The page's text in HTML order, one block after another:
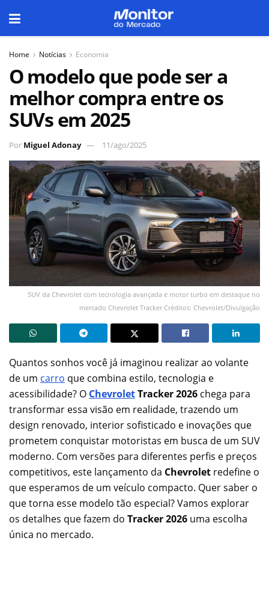
Home Notícias Economia
O modelo que pode ser a
melhor compra entre os
SUVs em 2025
Por Miguel Adonay 11/ago/2025
SUV da Chevrolet com tecnologia avançada e motor turbo em destaque no
mercado Chevrolet Tracker Créditos: Chevrolet/Divulgação
Quantos sonhos você já imaginou realizar ao volante
de um carro que combina estilo, tecnologia e
acessibilidade? O ChevroletTracker 2026 chega para
transformar essa visão em realidade, trazendo um
design renovado, interior sofisticado e inovações que
prometem conquistar motoristas em busca de um SUV
moderno. Com versões para diferentes perfis e preços
competitivos, este lançamento da Chevrolet redefine o
que esperamos de um veículo compacto. Quer saber o
que torna esse modelo tão especial? Vamos explorar
os detalhes que fazem do Tracker 2026 uma escolha
única no mercado.